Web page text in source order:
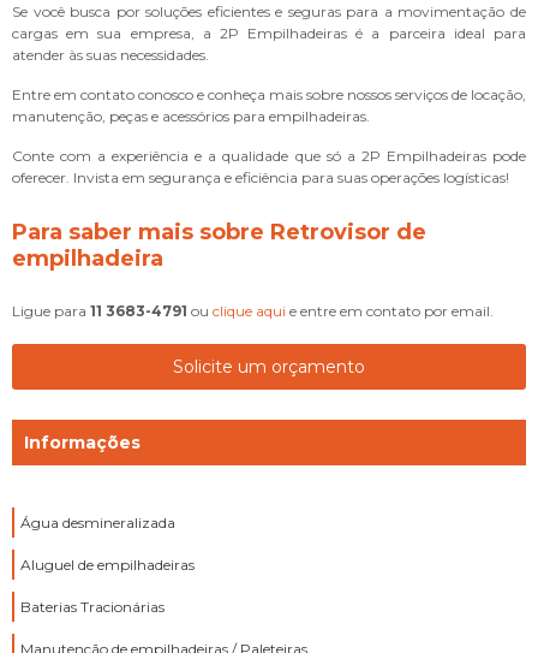
Se você busca por soluções eficientes e seguras para a movimentação de
cargas em sua empresa, a 2P Empilhadeiras é a parceira ideal para
atender às suas necessidades.
Entre em contato conosco e conheça mais sobre nossos serviços de locação,
manutenção, peças e acessórios para empilhadeiras.
Conte com a experiência e a qualidade que só a 2P Empilhadeiras pode
oferecer. Invista em segurança e eficiência para suas operações logísticas!
Para saber mais sobre Retrovisor de
empilhadeira
Ligue para 11 3683-4791 ou clique aqui e entre em contato por email.
Solicite um orçamento
Informações
Água desmineralizada
Aluguel de empilhadeiras
Baterias Tracionárias
Manutenção de empilhadeiras / Paleteiras